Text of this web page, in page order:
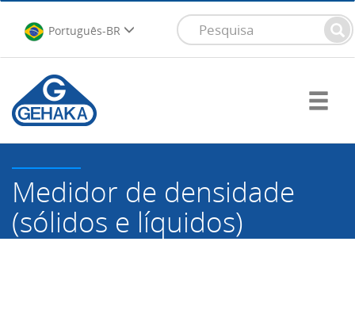
Português-BR
Medidor de densidade
(sólidos e líquidos)